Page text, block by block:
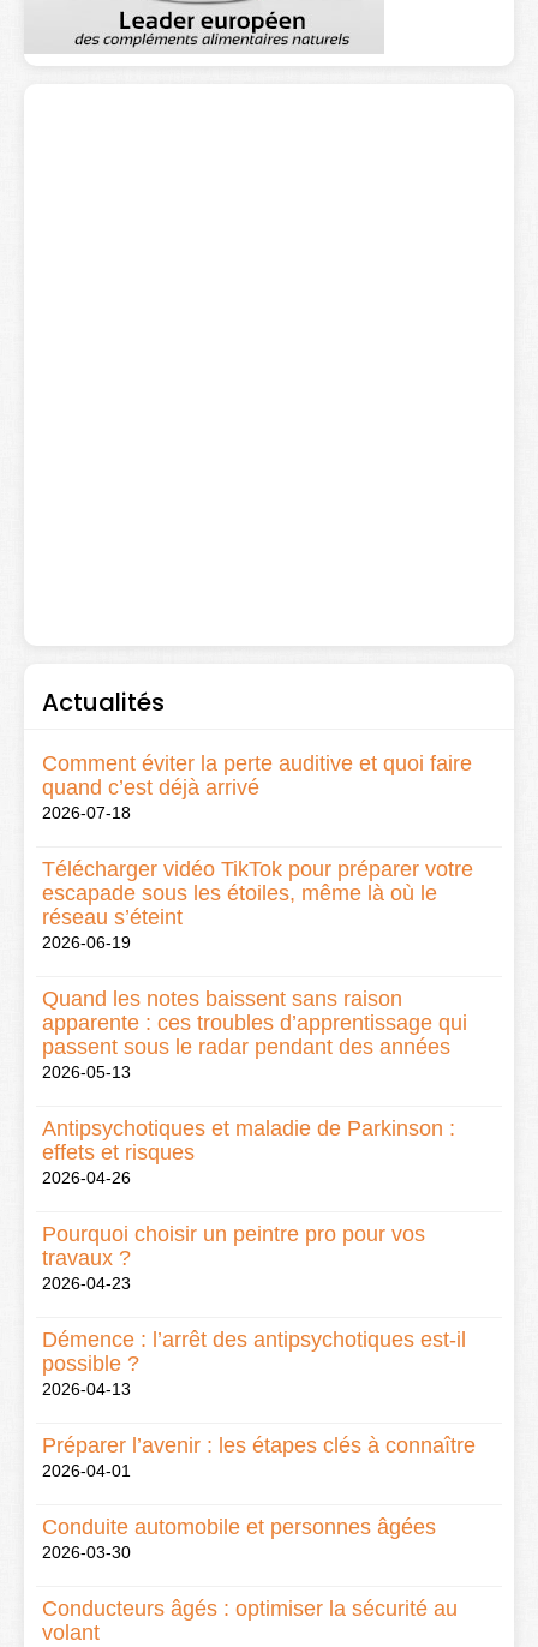
Actualités
Comment éviter la perte auditive et quoi faire
quand c’est déjà arrivé
2026-07-18
Télécharger vidéo TikTok pour préparer votre
escapade sous les étoiles, même là où le
réseau s’éteint
2026-06-19
Quand les notes baissent sans raison
apparente : ces troubles d’apprentissage qui
passent sous le radar pendant des années
2026-05-13
Antipsychotiques et maladie de Parkinson :
effets et risques
2026-04-26
Pourquoi choisir un peintre pro pour vos
travaux ?
2026-04-23
Démence : l’arrêt des antipsychotiques est-il
possible ?
2026-04-13
Préparer l’avenir : les étapes clés à connaître
2026-04-01
Conduite automobile et personnes âgées
2026-03-30
Conducteurs âgés : optimiser la sécurité au
volant